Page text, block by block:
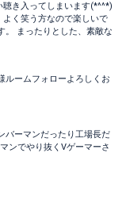
き入ってしまいます(*^^*)
く笑う方なので楽しいで
。 まったりとした、素敵な
ルームフォローよろしくお
バーマンだったり工場長だ
ンでやり抜くVゲーマーさ